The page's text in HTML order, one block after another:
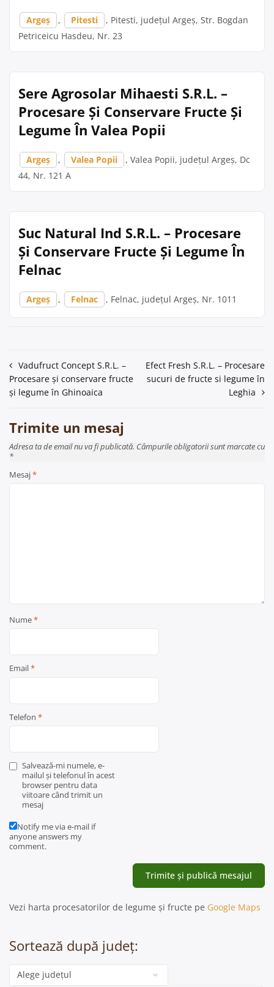
Argeș , Pitesti
, Pitesti, județul Argeș, Str. Bogdan
Petriceicu Hasdeu, Nr. 23
Sere Agrosolar Mihaesti S.R.L. –
Procesare Și Conservare Fructe Și
Legume În Valea Popii
Argeș , Valea Popii
, Valea Popii, județul Argeș, Dc
44, Nr. 121 A
Suc Natural Ind S.R.L. – Procesare
Și Conservare Fructe Și Legume În
Felnac
Argeș , Felnac , Felnac, județul Argeș, Nr. 1011
Navigare
în
Vadufruct Concept S.R.L. –
Procesare și conservare fructe
și legume în Ghinoaica
Efect Fresh S.R.L. – Procesare
sucuri de fructe si legume în
Leghia
Trimite un mesaj
Adresa ta de email nu va fi publicată. Câmpurile obligatorii sunt marcate cu
*
Mesaj*
Nume*
Email*
Telefon *
Salvează-mi numele, e-
mailul și telefonul în acest
browser pentru data
viitoare când trimit un
mesaj
Notify me via e-mail if
anyone answers my
comment.
Vezi harta procesatorilor de legume și fructe pe Google Maps
Sortează după județ:
Categorie